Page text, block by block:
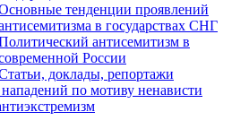
тенденции проявлений
в государствах СНГ
антисемитизм в
России
доклады, репортажи
по мотиву ненависти